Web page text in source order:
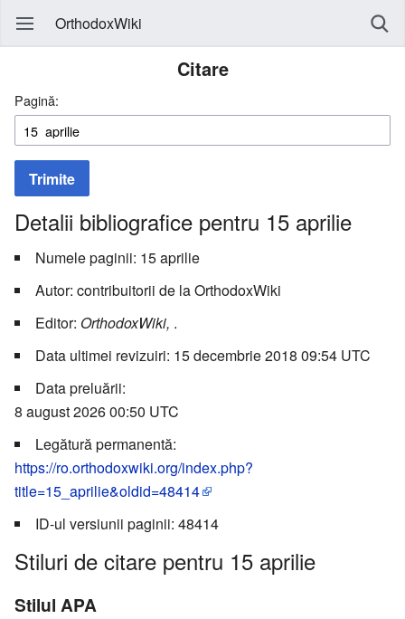
OrthodoxWiki
Citare
Pagină:
Trimite
Detalii bibliografice pentru 15 aprilie
Numele paginii: 15 aprilie
Autor: contribuitorii de la OrthodoxWiki
Editor: OrthodoxWiki, .
Data ultimei revizuiri: 15 decembrie 2018 09:54 UTC
Data preluării:
8 august 2026 00:50 UTC
Legătură permanentă:
https://ro.orthodoxwiki.org/index.php?
title=15_aprilie&oldid=48414
ID-ul versiunii paginii: 48414
Stiluri de citare pentru 15 aprilie
Stilul APA